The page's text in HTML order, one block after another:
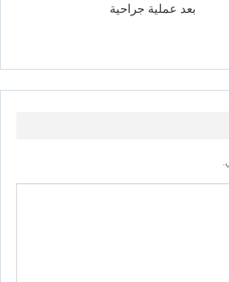
بعد عملية جراحية